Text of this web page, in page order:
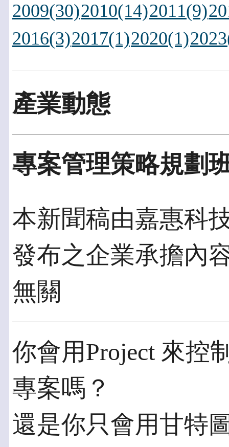
2009(30)2010(14)2011(9)
2016(3)2017(1)2020(1)
產業動態
專案管理策略規劃
本新聞稿由嘉惠科
發布之企業承擔內
無關
你會用Project 來控
專案嗎？
還是你只會用甘特